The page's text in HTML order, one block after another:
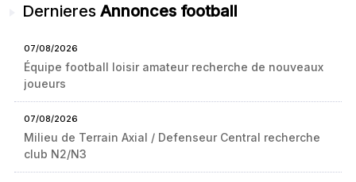
Dernieres Annonces football
07/08/2026
Équipe football loisir amateur recherche de nouveaux
joueurs
07/08/2026
Milieu de Terrain Axial / Defenseur Central recherche
club N2/N3